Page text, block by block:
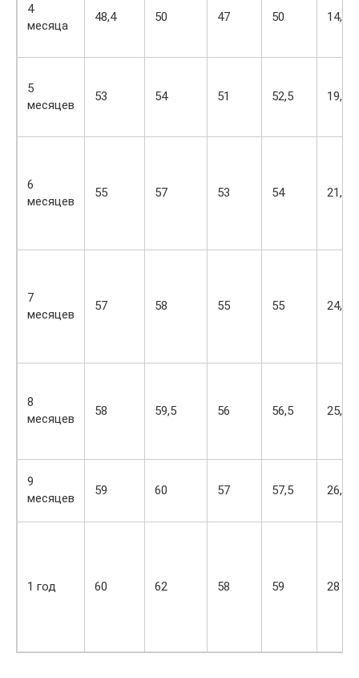
4
месяца
48,4 50 47 50 14,3
5
месяцев
53 54 51 52,5 19,5
6
месяцев
55 57 53 54 21,5
7
месяцев
57 58 55 55 24,3
8
месяцев
58 59,5 56 56,5 25,5
9
месяцев
59 60 57 57,5 26,5
1 год 60 62 58 59 28